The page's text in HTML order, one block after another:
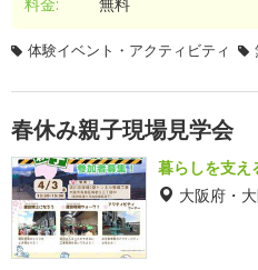
体験イベント・アクティビティ
春休み親子現場見学会
暮らしを支え
大阪府・